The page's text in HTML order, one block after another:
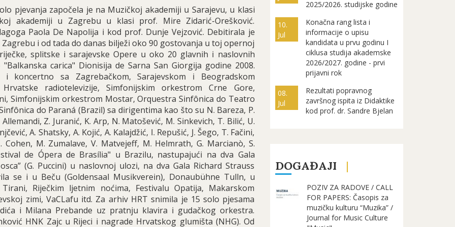
pjevanja započela je na Muzičkoj akademiji u Sarajevu, u klasi
akademiji u Zagrebu u klasi prof. Mire Zidarić-Orešković.
Paola De Napolija i kod prof. Dunje Vejzović. Debitirala je
i od tada do danas bilježi oko 90 gostovanja u toj opernoj
splitske i sarajevske Opere u oko 20 glavnih i naslovnih
carica" Dionisija de Sarna San Giorgija godine 2008.
koncertno sa Zagrebačkom, Sarajevskom i Beogradskom
radiotelevizije, Simfonijskim orkestrom Crne Gore,
Simfonijskim orkestrom Mostar, Orquestra Sinfônica do Teatro
do Paraná (Brazil) sa dirigentima kao što su N. Bareza, P.
Z. Juranić, K. Arp, N. Matošević, M. Sinkevich, T. Bilić, U.
A. Shatsky, A. Kojić, A. Kalajdžić, I. Repušić, J. Šego, T. Fačini,
Cohen, M. Zumalave, V. Matvejeff, M. Helmrath, G. Marcianò, S.
de Ópera de Brasília" u Brazilu, nastupajući na dva Gala
(G. Puccini) u naslovnoj ulozi, na dva Gala Richard Strauss
se i u Beču (Goldensaal Musikverein), Donaubühne Tulln, u
Riječkim ljetnim noćima, Festivalu Opatija, Makarskom
zimi, VaCLafu itd. Za arhiv HRT snimila je 15 solo pjesama
i Milana Prebande uz pratnju klavira i gudačkog orkestra.
HNK Zajc u Rijeci i nagrade Hrvatskog glumišta (NHG). Od
2025/2026. studijske godine
10.
Jul
Konačna rang lista i
informacije o upisu
kandidata u prvu godinu I
ciklusa studija akademske
2026/2027. godine - prvi
prijavni rok
08.
Jul
Rezultati popravnog
završnog ispita iz Didaktike
kod prof. dr. Sandre Bjelan
DOGAĐAJI
POZIV ZA RADOVE / CALL
FOR PAPERS: Časopis za
muzičku kulturu “Muzika” /
Journal for Music Culture